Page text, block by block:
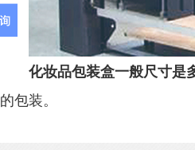
化妆品包装盒一般尺寸是
的包装。